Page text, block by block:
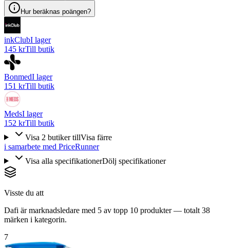
Hur beräknas poängen?
inkClubI lager
145 krTill butik
BonmedI lager
151 krTill butik
MedsI lager
152 krTill butik
Visa 2 butiker tillVisa färre
i samarbete med PriceRunner
Visa alla specifikationerDölj specifikationer
Visste du att
Dafi är marknadsledare med 5 av topp 10 produkter — totalt 38
märken i kategorin.
7